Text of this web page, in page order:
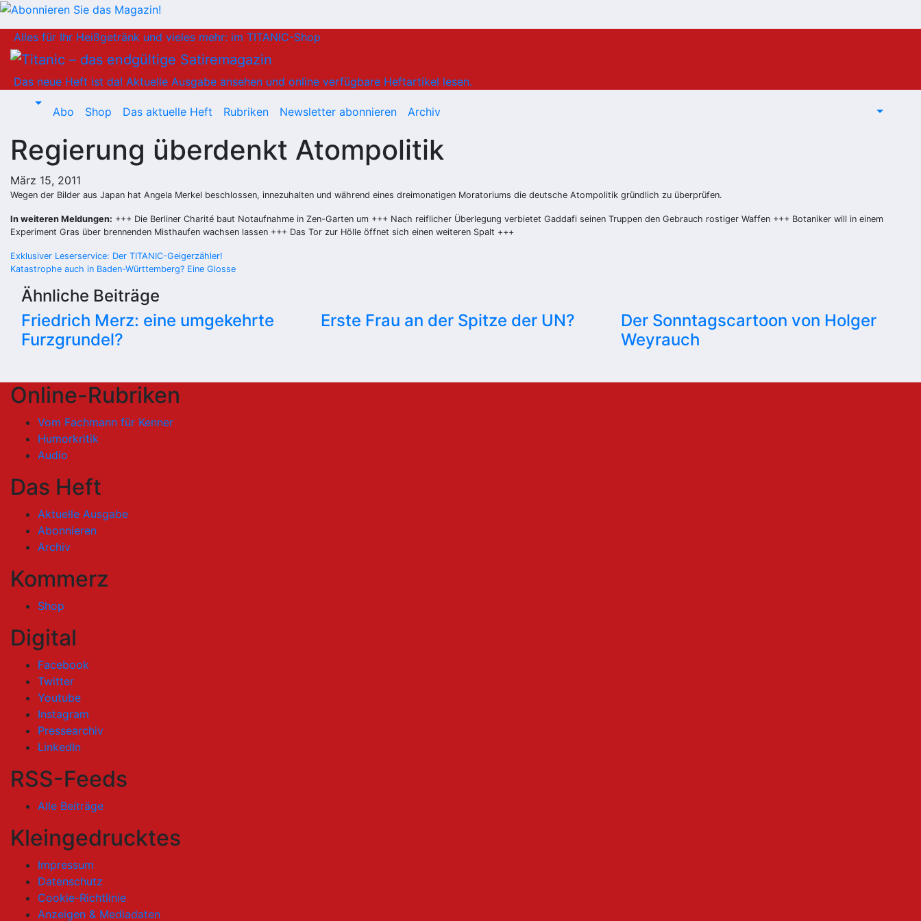
Inhalt
springen
Alles für Ihr Heißgetränk und vieles mehr: im TITANIC-Shop
Das neue Heft ist da! Aktuelle Ausgabe ansehen und online verfügbare Heftartikel lesen.
Abo Shop Das aktuelle Heft Rubriken Newsletter abonnieren Archiv
Regierung überdenkt Atompolitik
März 15, 2011
Wegen der Bilder aus Japan hat Angela Merkel beschlossen, innezuhalten und während eines dreimonatigen Moratoriums die deutsche Atompolitik gründlich zu überprüfen.
In weiteren Meldungen: +++ Die Berliner Charité baut Notaufnahme in Zen-Garten um +++ Nach reiflicher Überlegung verbietet Gaddafi seinen Truppen den Gebrauch rostiger Waffen +++ Botaniker will in einem
Experiment Gras über brennenden Misthaufen wachsen lassen +++ Das Tor zur Hölle öffnet sich einen weiteren Spalt +++
Beitragsnavigation
Exklusiver Leserservice: Der TITANIC-Geigerzähler!
Katastrophe auch in Baden-Württemberg? Eine Glosse
Ähnliche Beiträge
Friedrich Merz: eine umgekehrte
Furzgrundel?
Erste Frau an der Spitze der UN?
Der Sonntagscartoon von Holger
Weyrauch
Online-Rubriken
Vom Fachmann für Kenner
Humorkritik
Audio
Das Heft
Aktuelle Ausgabe
Abonnieren
Archiv
Kommerz
Shop
Digital
Facebook
Twitter
Youtube
Instagram
Pressearchiv
LinkedIn
RSS-Feeds
Alle Beiträge
Kleingedrucktes
Impressum
Datenschutz
Cookie-Richtlinie
Anzeigen & Mediadaten